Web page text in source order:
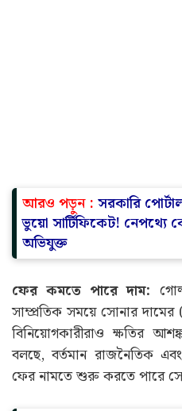
আরও পড়ুন : সরকারি
ভুয়ো সার্টিফিকেট!
অভিযুক্ত
ফের কমতে পারে দাম:
সাম্প্রতিক সময়ে সোনার
বিনিয়োগকারীরাও ক্ষতির
বলছে, বর্তমান রাজনৈতিক
ফের নামতে শুরু করতে পারে